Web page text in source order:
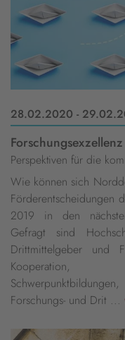
28.02.2020 -
Perspektiven für die
Wie können sich
Förderentscheidungen
2019 in den
Gefragt sind
Drittmittelgeber und
Kooperation,
Forschungs- und Drit ...